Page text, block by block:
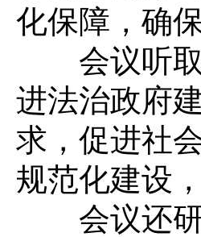
化保障，确
会议听取
进法治政府
求，促进社
规范化建设
会议还研